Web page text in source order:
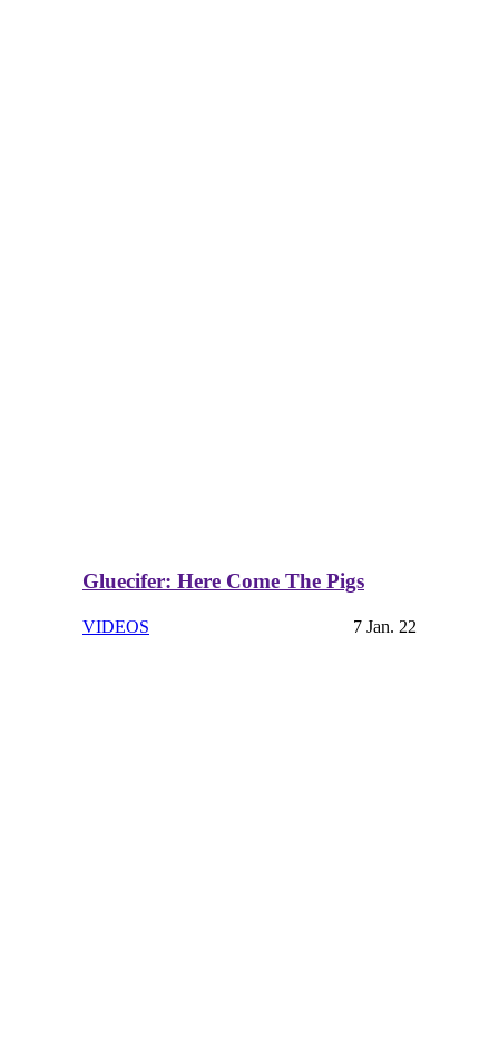
Gluecifer: Here Come The Pigs
VIDEOS 7 Jan. 22